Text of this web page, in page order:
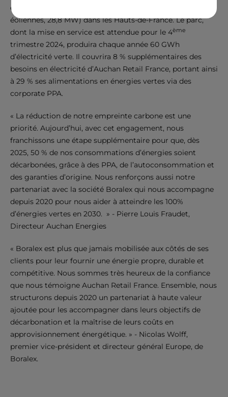
et la construction du parc éolien de Moulin Blanc (8
éoliennes, 28,8 MW) dans les Hauts-de-France. Le parc,
dont la mise en service est attendue pour le 4ème
trimestre 2024, produira chaque année 60 GWh
d’électricité verte. Il couvrira 8 % supplémentaires des
besoins en électricité d’Auchan Retail France, portant ainsi
à 29 % ses alimentations en énergies vertes via des
corporate PPA.
« La réduction de notre empreinte carbone est une
priorité. Aujourd’hui, avec cet engagement, nous
franchissons une étape supplémentaire pour que, dès
2025, 50 % de nos consommations d’énergies soient
décarbonées, grâce à des PPA, de l’autoconsommation et
des garanties d’origine. Nous renforçons aussi notre
partenariat avec la société Boralex qui nous accompagne
depuis 2020 pour nous aider à atteindre les 100%
d’énergies vertes en 2030. » - Pierre Louis Fraudet,
Directeur Auchan Energies
« Boralex est plus que jamais mobilisée aux côtés de ses
clients pour leur fournir une énergie propre, durable et
compétitive. Nous sommes très heureux de la confiance
que nous témoigne Auchan Retail France. Ensemble, nous
structurons depuis 2020 un partenariat à haute valeur
ajoutée pour les accompagner dans leurs objectifs de
décarbonation et la maîtrise de leurs coûts en
approvisionnement énergétique. » - Nicolas Wolff,
premier vice-président et directeur général Europe, de
Boralex.